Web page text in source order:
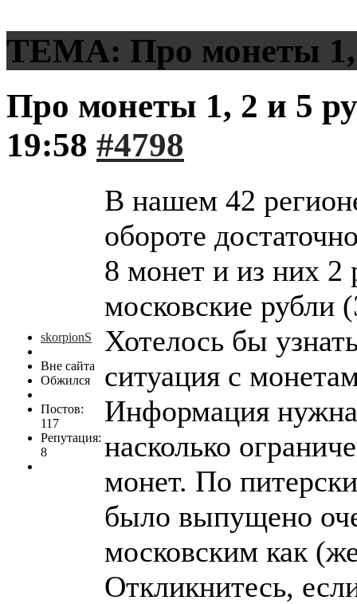
ТЕМА: Про монеты 1,
Про монеты 1, 2 и 5
19:58 #4798
skorpionS
Вне сайта
Обжился
Постов:
117
Репутация:
8
В нашем 42
обороте
8 монет и из них
московские рубли
Хотелось бы
ситуация с
Информация
насколько
монет. По
было выпущено
московским как
Откликнитесь,